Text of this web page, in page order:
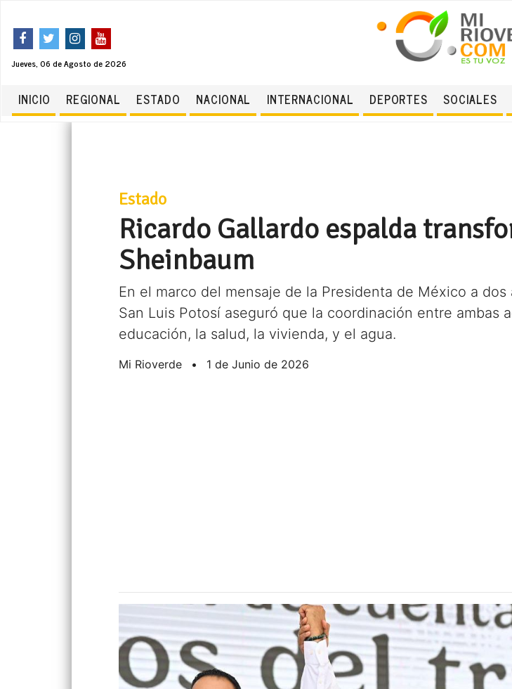
Jueves, 06 de Agosto de 2026
INICIO REGIONAL ESTADO NACIONAL INTERNACIONAL DEPORTES SOCIALES
Estado
Ricardo Gallardo espalda
Sheinbaum
En el marco del mensaje de la Presidenta de México a
San Luis Potosí aseguró que la coordinación entre
educación, la salud, la vivienda, y el agua.
Mi Rioverde • 1 de Junio de 2026